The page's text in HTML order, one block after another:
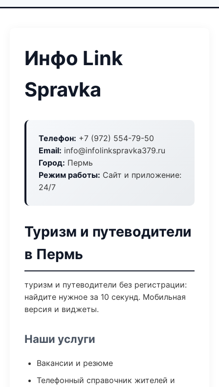
Инфо Link
Spravka
Телефон: +7 (972) 554-79-50
Email: info@infolinkspravka379.ru
Город: Пермь
Режим работы: Сайт и приложение:
24/7
Туризм и путеводители
в Пермь
туризм и путеводители без регистрации:
найдите нужное за 10 секунд. Мобильная
версия и виджеты.
Наши услуги
Вакансии и резюме
Телефонный справочник жителей и